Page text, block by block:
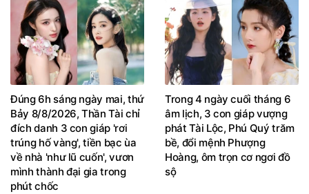
Đúng 6h sáng ngày mai, thứ
Bảy 8/8/2026, Thần Tài chỉ
đích danh 3 con giáp 'rơi
trúng hố vàng', tiền bạc ùa
về nhà 'như lũ cuốn', vươn
mình thành đại gia trong
phút chốc
Trong 4 ngày cuối tháng 6
âm lịch, 3 con giáp vượng
phát Tài Lộc, Phú Quý trăm
bề, đổi mệnh Phượng
Hoàng, ôm trọn cơ ngơi đồ
sộ